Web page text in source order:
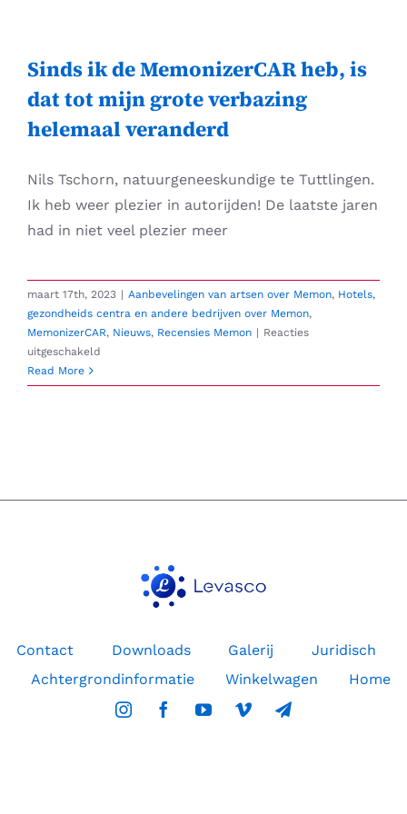
contentSinds ik de MemonizerCAR heb, is
dat tot mijn grote verbazing
helemaal veranderd
Nils Tschorn, natuurgeneeskundige te Tuttlingen.
Ik heb weer plezier in autorijden! De laatste jaren
had in niet veel plezier meer
maart 17th, 2023 | Aanbevelingen van artsen over Memon, Hotels,
gezondheids centra en andere bedrijven over Memon,
MemonizerCAR, Nieuws, Recensies Memon | Reacties
uitgeschakeld
ik
tot
helemaal
veranderd
Read More
Contact Downloads Galerij
Juridisch
Achtergrondinformatie
Winkelwagen Home